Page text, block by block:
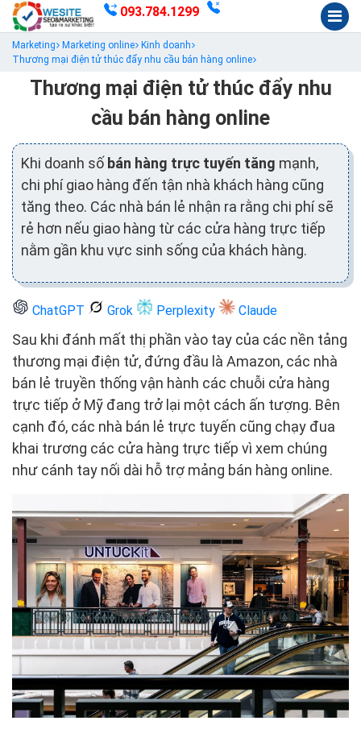
093.784.1299
Marketing Marketing online
Kinh doanh
Thương mại điện tử thúc đẩy nhu cầu bán hàng online
Thương mại điện tử thúc đẩy nhu
cầu bán hàng online
Khi doanh số bán hàng trực tuyến tăng mạnh,
chi phí giao hàng đến tận nhà khách hàng cũng
tăng theo. Các nhà bán lẻ nhận ra rằng chi phí sẽ
rẻ hơn nếu giao hàng từ các cửa hàng trực tiếp
nằm gần khu vực sinh sống của khách hàng.
ChatGPT Grok Perplexity Claude
Sau khi đánh mất thị phần vào tay của các nền tảng
thương mại điện tử, đứng đầu là Amazon, các nhà
bán lẻ truyền thống vận hành các chuỗi cửa hàng
trực tiếp ở Mỹ đang trở lại một cách ấn tượng. Bên
cạnh đó, các nhà bán lẻ trực tuyến cũng chạy đua
khai trương các cửa hàng trực tiếp vì xem chúng
như cánh tay nối dài hỗ trợ mảng bán hàng online.